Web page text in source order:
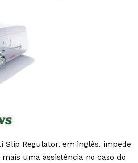
Slip Regulator, em inglês, impede
uma assistência no caso do